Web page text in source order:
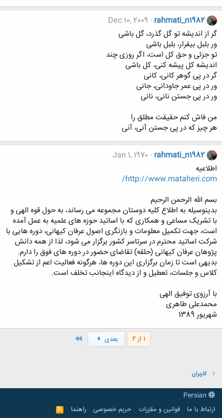
rahmati_n1982
Dec 10, 2009
گر از اندیشه تو گل گذرد، گل باشی
ور بلبل بیقرار، بلبل باشی
تو جزئی و حق کل است، اگر روزی چند
اندیشه کل پیشه کنی، کل باشی
گر در پی گوهر کانی، کانی
ور در پی عمر جاودانی، جانی
ور در پی جستن نانی، نانی
من فاش کنم حقیقت مطلق را
هر چیز که در پی جستن آنی، آنی
rahmati_n1982
Jan 1, 1970
اطلاعیه
http://www.mataheri.com/
بسم الله الرحمن الرحیم
بدینوسیله به اطلاع کلیه دوستان مجموعه می رساند، به حول قوه الهی و
با تشریک مساعی و همکاری که با اساتید حوزه های علمیه به عمل آمده
است، جهت تکمیل معلومات و بازنگری اصول عرفان کیهانی، دوره هایی با
شرکت اساتید محترم در سرتاسر کشور برگزار می شود، لذا از همه دانش
پژوهان عرفان کیهانی (حلقه) تقاضای حضور در دوره های فوق را دارم.
بدیهی است تا زمان برگزاری این دوره ها، هرگونه فعالیت اعم از تشکیل
کلاس و جلسات، تعطیل و از دیدگاه اینجانب تخلف است.
با آرزوی توفیق الهی
محمدعلی طاهری
شهریور 1389
1 از 2 بعدی
کاربران
ارتباط با ما
قوانین و مقرّرات حریم خصوصی راهنما
R
S